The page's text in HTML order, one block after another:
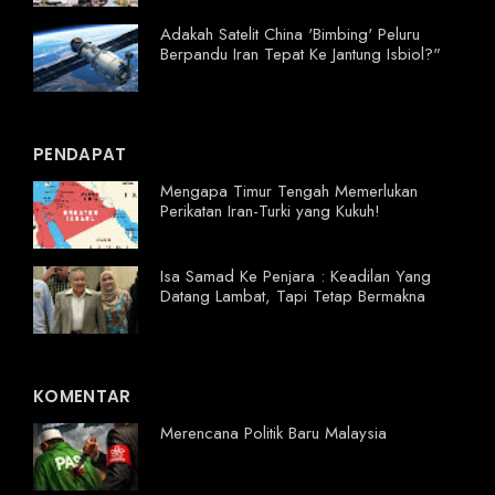
Adakah Satelit China 'Bimbing' Peluru
Berpandu Iran Tepat Ke Jantung Isbiol?"
PENDAPAT
Mengapa Timur Tengah Memerlukan
Perikatan Iran-Turki yang Kukuh!
Isa Samad Ke Penjara : Keadilan Yang
Datang Lambat, Tapi Tetap Bermakna
KOMENTAR
Merencana Politik Baru Malaysia